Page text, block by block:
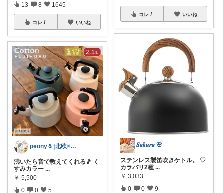
13 8 1645
コレ いいね
peony🌷|北欧×便利アイテム
沸いたら音で教えてくれる🎵 く
すみカラー ...
￥ 5,500
0 0 5
コレ いいね
𝑺𝒂𝒌𝒖𝒓𝒂 🌸
ステンレス製笛吹きケトル。 ♡
カラバリ2種 ...
￥ 3,033
0 0 9